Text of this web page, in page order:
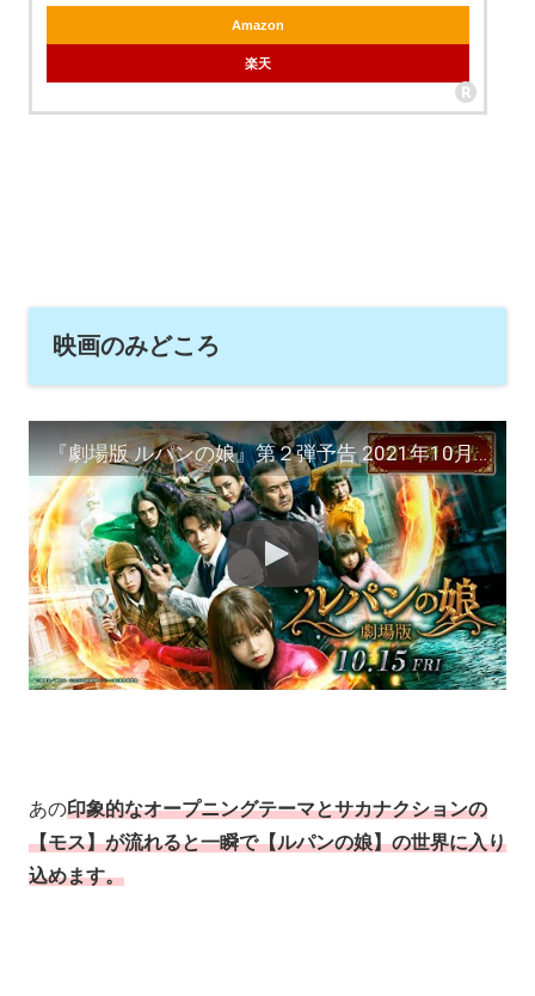
Amazon
楽天
映画のみどころ
『劇場版 ルパンの娘』第２弾予告 2021年10月15日（金）公開
あの印象的なオープニングテーマとサカナクションの
【モス】が流れると一瞬で【ルパンの娘】の世界に入り
込めます。